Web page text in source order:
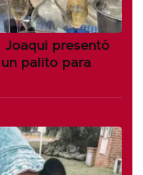
Joaqui presentó
palito para